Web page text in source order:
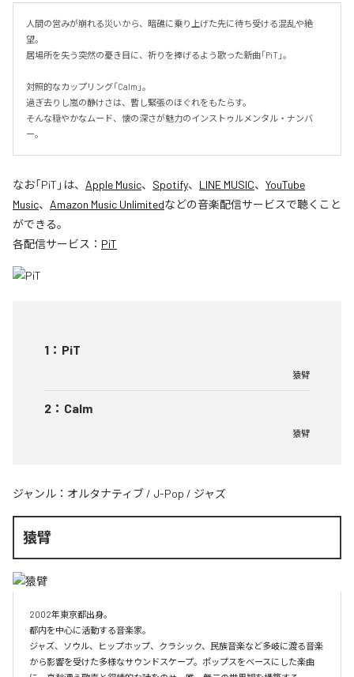
人間の営みが崩れる災いから、暗礁に乗り上げた先に待ち受ける混乱や絶
望。
居場所を失う突然の憂き目に、祈りを捧げるよう歌った新曲「PiT」。
対照的なカップリング「Calm」。
過ぎ去りし嵐の静けさは、暫し緊張のほぐれをもたらす。
そんな穏やかなムード、懐の深さが魅力のインストゥルメンタル・ナンバ
ー。
なお「PiT 」は、 Apple Music、 Spotify、 LINE MUSIC、 YouTube
Music、 Amazon Music Unlimitedなどの音楽配信サービスで聴くこと
ができる。
各配信サービス： PiT
1 ： PiT
猿臂
2 ： Calm
猿臂
ジャンル： オルタナティブ / J-Pop / ジャズ
猿臂
2002年東京都出身。
都内を中心に活動する音楽家。
ジャズ、ソウル、ヒップホップ、クラシック、民族音楽など多岐に渡る音楽
から影響を受けた多様なサウンドスケープ。ポップスをベースにした楽曲